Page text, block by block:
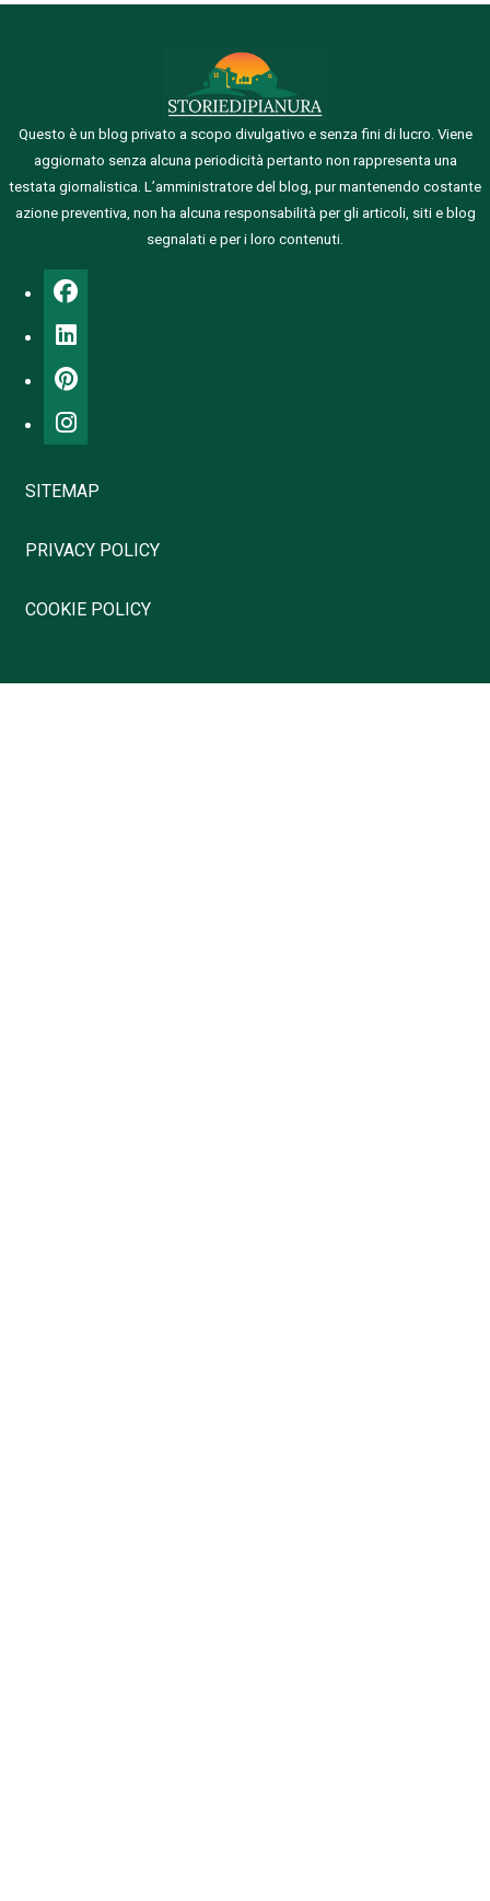
Questo è un blog privato a scopo divulgativo e senza fini di lucro. Viene
aggiornato senza alcuna periodicità pertanto non rappresenta una
testata giornalistica. L’amministratore del blog, pur mantenendo costante
azione preventiva, non ha alcuna responsabilità per gli articoli, siti e blog
segnalati e per i loro contenuti.
SITEMAP
PRIVACY POLICY
COOKIE POLICY